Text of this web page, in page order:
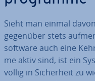
Sieht man einmal
gegenüber stets
soft­ware auch eine
me aktiv sind, ist ein
völlig in Si­cher­heit zu